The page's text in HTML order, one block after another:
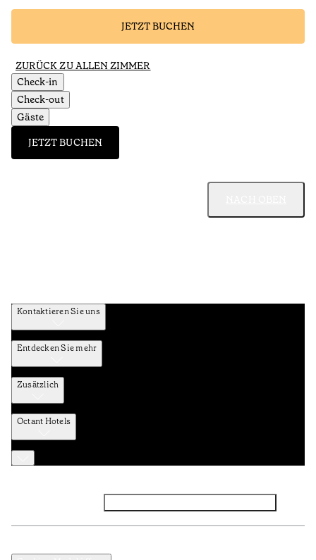
JETZT BUCHEN
ZURÜCK ZU ALLEN ZIMMER
Check-in
Check-out
Gäste
JETZT BUCHEN
Kontaktieren Sie uns
Entdecken Sie mehr
Zusätzlich
Octant Hotels